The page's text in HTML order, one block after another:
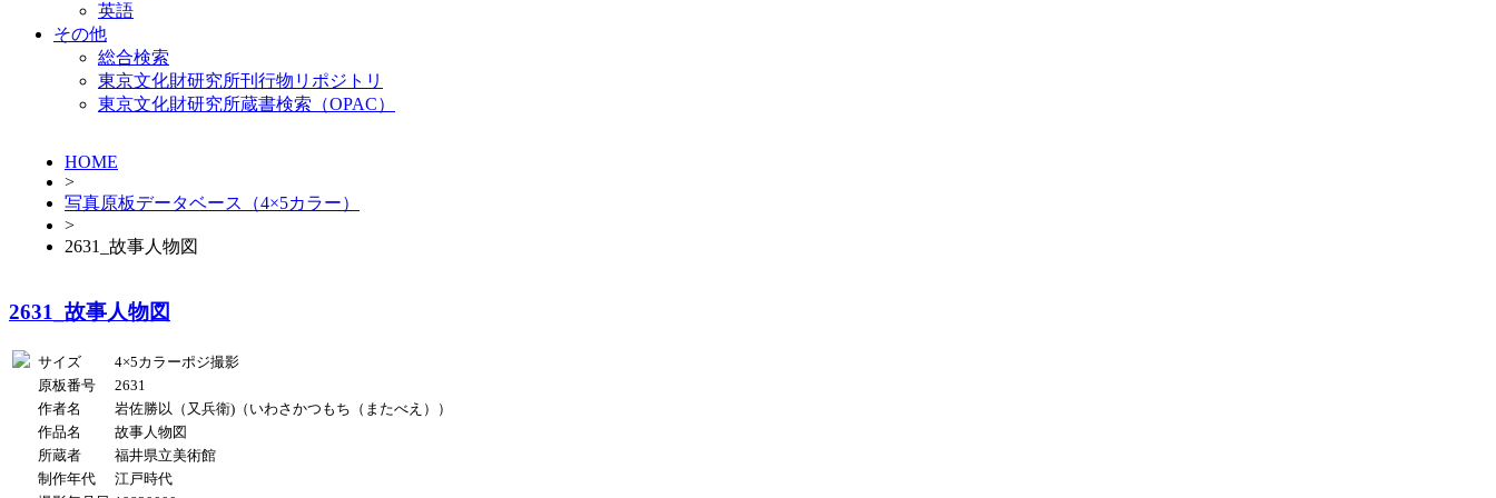
英語
その他
総合検索
東京文化財研究所刊行物リポジトリ
東京文化財研究所蔵書検索（OPAC）
HOME
>
写真原板データベース（4×5カラー）
>
2631_故事人物図
2631_故事人物図
サイズ
4×5カラーポジ撮影
原板番号
2631
作者名
岩佐勝以（又兵衛)（いわさかつもち（またべえ））
作品名
故事人物図
所蔵者
福井県立美術館
制作年代
江戸時代